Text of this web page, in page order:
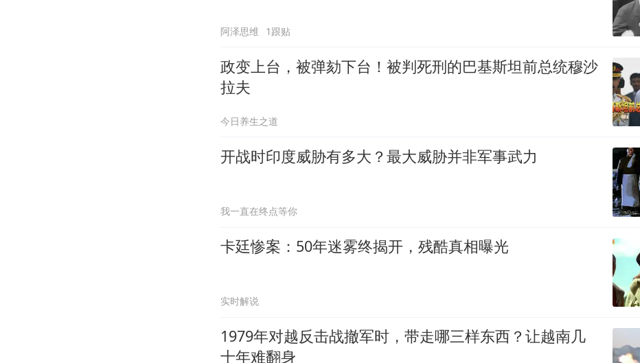
阿泽思维 1跟贴
政变上台，被弹劾下台！被判死刑的巴基斯坦前总统穆沙
拉夫
今日养生之道
开战时印度威胁有多大？最大威胁并非军事武力
我一直在终点等你
卡廷惨案：50年迷雾终揭开，残酷真相曝光
实时解说
1979年对越反击战撤军时，带走哪三样东西？让越南几
十年难翻身